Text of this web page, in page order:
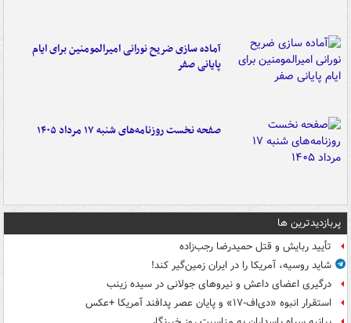
آماده سازی ضریح نورانی امیرالمومنین برای ایام
پایانی صفر
صفحه نخست روزنامه‌های شنبه ۱۷ مرداد ۱۴۰۵
پربازدیدترین ها
تأیید ربایش و قتل حمیدرضا رجب‌زاده
شاید روسیه، آمریکا را در ایران زمین‌گیر کند!
درگیری اعضای داعش و نیروهای جولانی در سیده زینب
استقرار انبوه «دی‌اف‑۱۷» و پایان عصر پدافند آمریکا +عکس